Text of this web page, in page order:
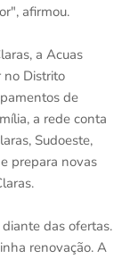
afirmou.
a Acuas
no Distrito
de
a rede conta
Sudoeste,
prepara novas
das ofertas.
renovação. A